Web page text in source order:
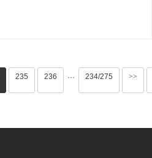
235 236 ··· 234/275 >>